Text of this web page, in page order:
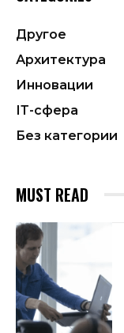
Другое
Архитектура
Инновации
ІТ-сфера
Без категории
MUST READ